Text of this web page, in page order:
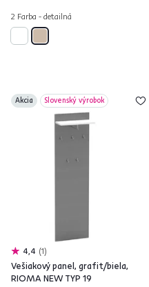
2 Farba - detailná
Akcia Slovenský výrobok
4,4 1
Vešiakový panel, grafit/biela,
RIOMA NEW TYP 19